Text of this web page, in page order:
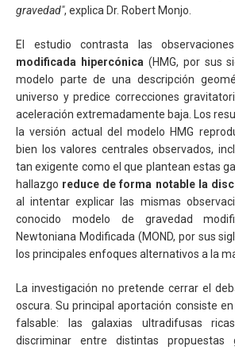
gravedad", explica Dr. Robert Monjo.
El estudio contrasta las
modificada hipercónica (HMG, por sus
modelo parte de una descripción
universo y predice correcciones
aceleración extremadamente baja. Los
la versión actual del modelo HMG
bien los valores centrales observados,
tan exigente como el que plantean estas
hallazgo reduce de forma notable la
al intentar explicar las mismas
conocido modelo de gravedad
Newtoniana Modificada (MOND, por sus
los principales enfoques alternativos a la
La investigación no pretende cerrar el
oscura. Su principal aportación consiste
falsable: las galaxias ultradifusas
discriminar entre distintas propuestas